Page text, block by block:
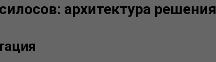
архитектура решения